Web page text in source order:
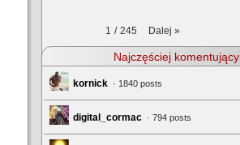
1 / 245 Dalej »
Najczęściej komentujący
kornick · 1840 posts
digital_cormac · 794 posts